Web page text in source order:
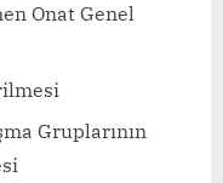
Onat Genel
Gruplarının